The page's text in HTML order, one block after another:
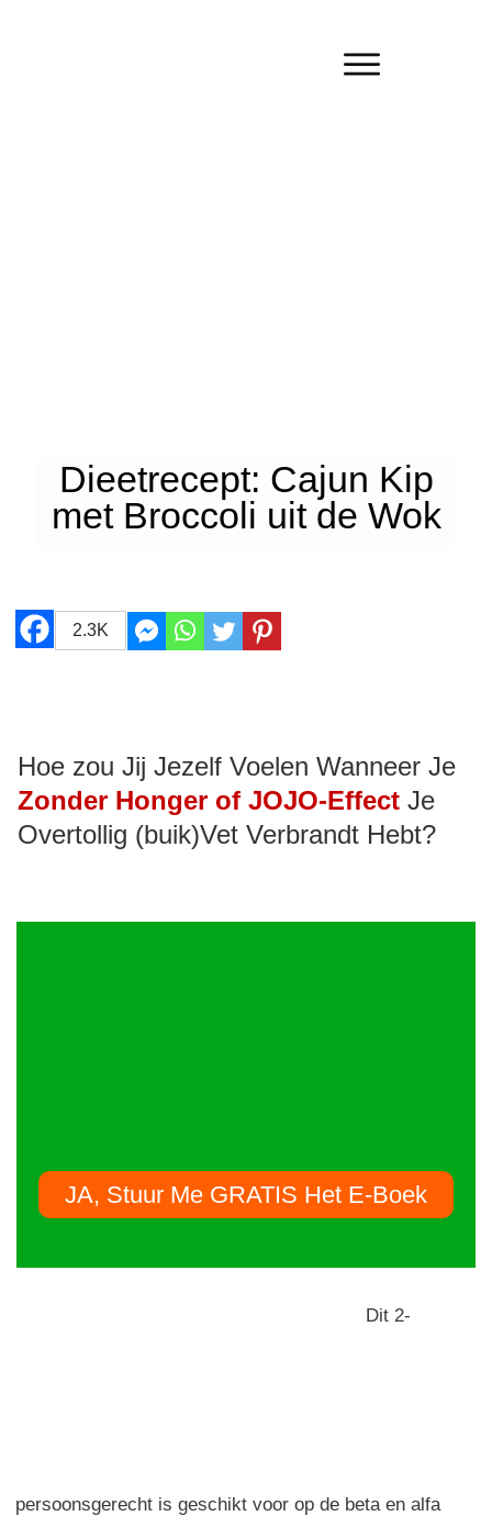
Dieetrecept: Cajun Kip
met Broccoli uit de Wok
2.3K
Hoe zou Jij Jezelf Voelen Wanneer Je
Zonder Honger of JOJO-Effect Je
Overtollig (buik)Vet Verbrandt Hebt?
JA, Stuur Me GRATIS Het E-Boek
Dit 2-
persoonsgerecht is geschikt voor op de beta en alfa